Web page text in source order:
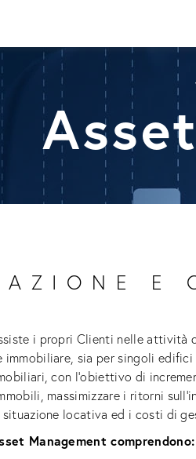
E
i propri Clienti nelle attività
immobiliare, sia per singoli edifici
con l’obiettivo di
massimizzare i ritorni
locativa ed i costi di
Management comprendono: